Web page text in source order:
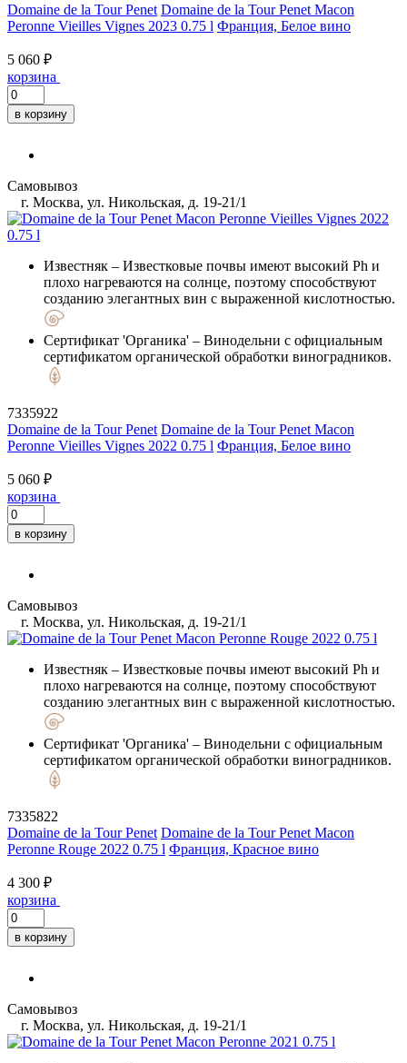
Domaine de la Tour Penet Domaine de la Tour Penet Macon
Peronne Vieilles Vignes 2023 0.75 l Франция, Белое вино
5 060 ₽
корзина
в корзину
Самовывоз
г. Москва, ул. Никольская, д. 19-21/1
Известняк – Известковые почвы имеют высокий Ph и
плохо нагреваются на солнце, поэтому способствуют
созданию элегантных вин с выраженной кислотностью.
Сертификат 'Органика' – Винодельни с официальным
сертификатом органической обработки виноградников.
7335922
Domaine de la Tour Penet Domaine de la Tour Penet Macon
Peronne Vieilles Vignes 2022 0.75 l Франция, Белое вино
5 060 ₽
корзина
в корзину
Самовывоз
г. Москва, ул. Никольская, д. 19-21/1
Известняк – Известковые почвы имеют высокий Ph и
плохо нагреваются на солнце, поэтому способствуют
созданию элегантных вин с выраженной кислотностью.
Сертификат 'Органика' – Винодельни с официальным
сертификатом органической обработки виноградников.
7335822
Domaine de la Tour Penet Domaine de la Tour Penet Macon
Peronne Rouge 2022 0.75 l Франция, Красное вино
4 300 ₽
корзина
в корзину
Самовывоз
г. Москва, ул. Никольская, д. 19-21/1